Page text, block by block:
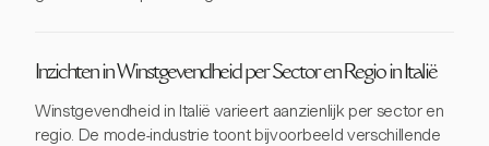
Inzichten in Winstgevendheid per Sector en Regio in Italië
Winstgevendheid in Italië varieert aanzienlijk per sector en
regio. De mode-industrie toont bijvoorbeeld verschillende